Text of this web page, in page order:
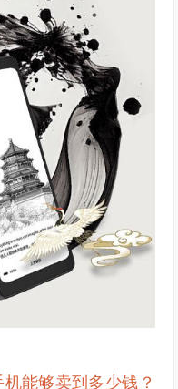
能够卖到多少钱？